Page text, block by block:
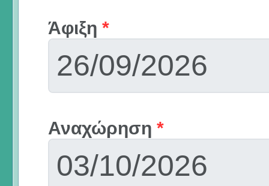
Άφιξη *
Αναχώρηση *